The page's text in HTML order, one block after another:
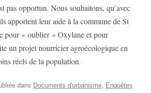
pas opportun. Nous souhaitons, qu’avec
apportent leur aide à la commune de St
pour « oublier » Oxylane et pour
un projet nourricier agroécologique en
réels de la population.
dans Documents d'urbanisme, Enquêtes